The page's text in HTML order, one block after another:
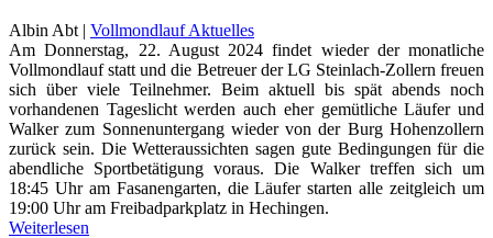
Albin Abt | Vollmondlauf Aktuelles
Am Donnerstag, 22. August 2024 findet wieder der monatliche
Vollmondlauf statt und die Betreuer der LG Steinlach-Zollern freuen
sich über viele Teilnehmer. Beim aktuell bis spät abends noch
vorhandenen Tageslicht werden auch eher gemütliche Läufer und
Walker zum Sonnenuntergang wieder von der Burg Hohenzollern
zurück sein. Die Wetteraussichten sagen gute Bedingungen für die
abendliche Sportbetätigung voraus. Die Walker treffen sich um
18:45 Uhr am Fasanengarten, die Läufer starten alle zeitgleich um
19:00 Uhr am Freibadparkplatz in Hechingen.
Weiterlesen